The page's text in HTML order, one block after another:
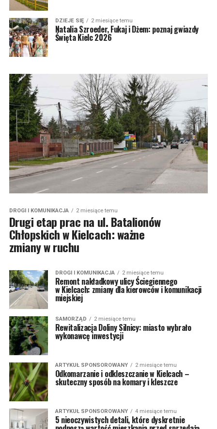
DZIEJE SIĘ 2 miesiące temu
Natalia Szroeder, Fukaj i Dżem: poznaj gwiazdy
Święta Kielc 2026
DROGI I KOMUNIKACJA 2 miesiące temu
Drugi etap prac na ul. Batalionów
Chłopskich w Kielcach: ważne
zmiany w ruchu
DROGI I KOMUNIKACJA 2 miesiące temu
Remont nakładkowy ulicy Ściegiennego
w Kielcach: zmiany dla kierowców i komunikacji
miejskiej
SAMORZĄD 2 miesiące temu
Rewitalizacja Doliny Silnicy: miasto wybrało
wykonawcę inwestycji
ARTYKUŁ SPONSOROWANY 2 miesiące temu
Odkomarzanie i odkleszczanie w Kielcach –
skuteczny sposób na komary i kleszcze
ARTYKUŁ SPONSOROWANY 4 miesiące temu
5 nieoczywistych detali, które dyskretnie